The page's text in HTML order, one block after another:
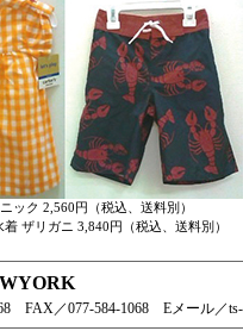
ニック 2,560円（税込、送料別）
着 ザリガニ 3,840円（税込、送料別）
FAX／077-584-1068 Eメール／ts-